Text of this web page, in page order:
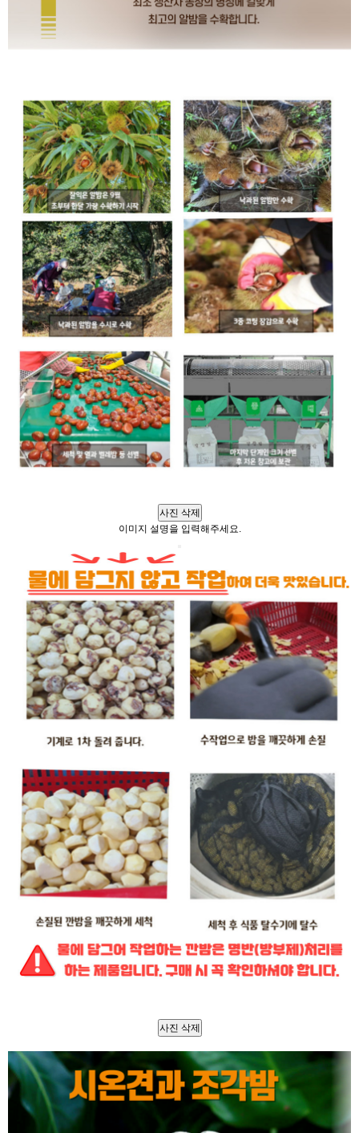
사진 삭제
이미지 설명을 입력해주세요.
사진 삭제